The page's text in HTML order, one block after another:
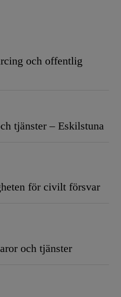
och offentlig
tjänster – Eskilstuna
för civilt försvar
och tjänster